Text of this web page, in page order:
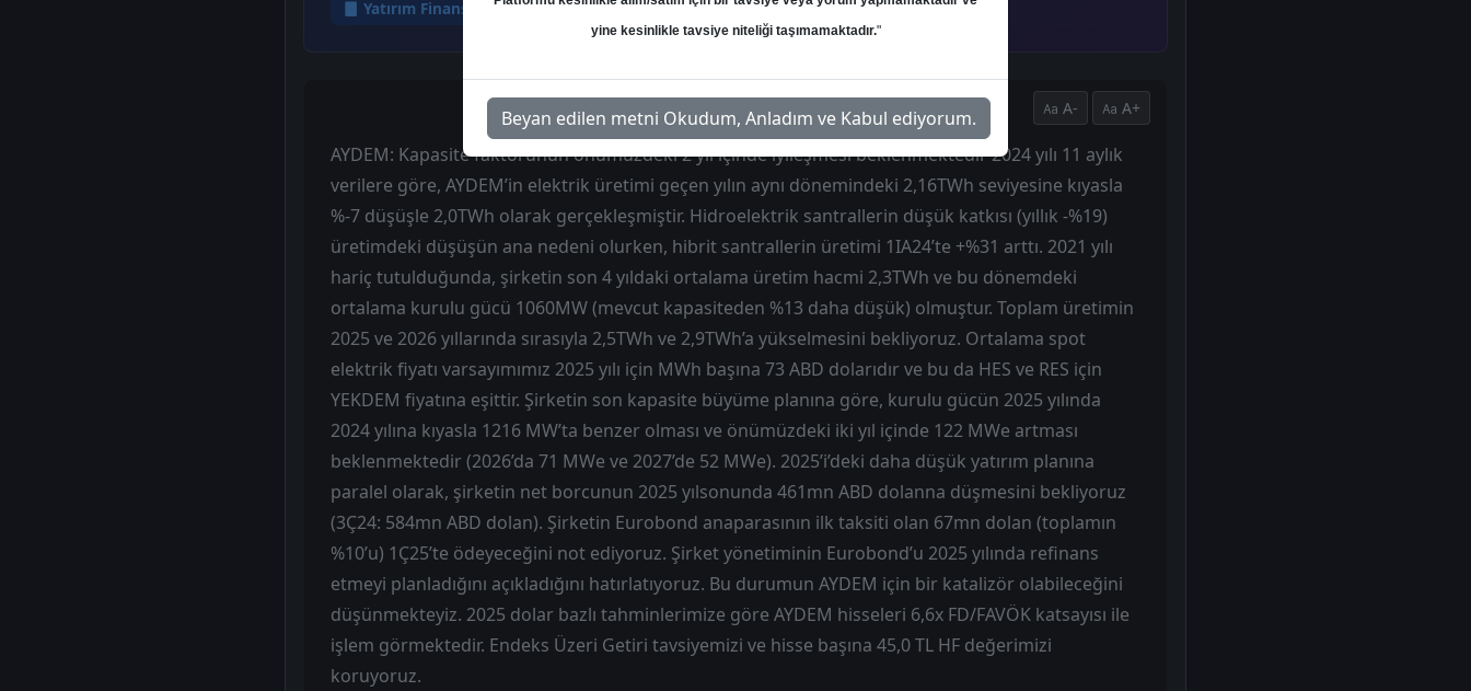
Yatırım Finansman Hedef: 45.00 ₺ Potansiyel: %89.08
A- A+
AYDEM: Kapasite faktörünün önümüzdeki 2 yıl içinde iyileşmesi beklenmektedir 2024 yılı 11 aylık
verilere göre, AYDEM’in elektrik üretimi geçen yılın aynı dönemindeki 2,16TWh seviyesine kıyasla
%-7 düşüşle 2,0TWh olarak gerçekleşmiştir. Hidroelektrik santrallerin düşük katkısı (yıllık -%19)
üretimdeki düşüşün ana nedeni olurken, hibrit santrallerin üretimi 1IA24’te +%31 arttı. 2021 yılı
hariç tutulduğunda, şirketin son 4 yıldaki ortalama üretim hacmi 2,3TWh ve bu dönemdeki
ortalama kurulu gücü 1060MW (mevcut kapasiteden %13 daha düşük) olmuştur. Toplam üretimin
2025 ve 2026 yıllarında sırasıyla 2,5TWh ve 2,9TWh’a yükselmesini bekliyoruz. Ortalama spot
elektrik fiyatı varsayımımız 2025 yılı için MWh başına 73 ABD dolarıdır ve bu da HES ve RES için
YEKDEM fiyatına eşittir. Şirketin son kapasite büyüme planına göre, kurulu gücün 2025 yılında
2024 yılına kıyasla 1216 MW’ta benzer olması ve önümüzdeki iki yıl içinde 122 MWe artması
beklenmektedir (2026’da 71 MWe ve 2027’de 52 MWe). 2025’i’deki daha düşük yatırım planına
paralel olarak, şirketin net borcunun 2025 yılsonunda 461mn ABD dolanna düşmesini bekliyoruz
(3Ç24: 584mn ABD dolan). Şirketin Eurobond anaparasının ilk taksiti olan 67mn dolan (toplamın
%10’u) 1Ç25’te ödeyeceğini not ediyoruz. Şirket yönetiminin Eurobond’u 2025 yılında refinans
etmeyi planladığını açıkladığını hatırlatıyoruz. Bu durumun AYDEM için bir katalizör olabileceğini
düşünmekteyiz. 2025 dolar bazlı tahminlerimize göre AYDEM hisseleri 6,6x FD/FAVÖK katsayısı ile
işlem görmektedir. Endeks Üzeri Getiri tavsiyemizi ve hisse başına 45,0 TL HF değerimizi
koruyoruz.
yine kesinlikle tavsiye niteliği taşımamaktadır."
Beyan edilen metni Okudum, Anladım ve Kabul ediyorum.